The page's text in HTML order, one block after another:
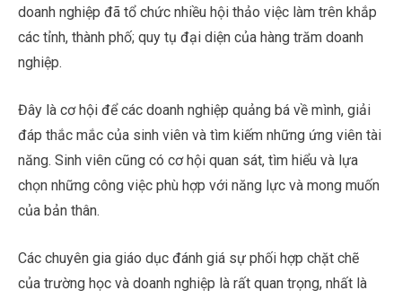
doanh nghiệp đã tổ chức nhiều hội thảo việc làm trên khắp
các tỉnh, thành phố; quy tụ đại diện của hàng trăm doanh
nghiệp.
Đây là cơ hội để các doanh nghiệp quảng bá về mình, giải
đáp thắc mắc của sinh viên và tìm kiếm những ứng viên tài
năng. Sinh viên cũng có cơ hội quan sát, tìm hiểu và lựa
chọn những công việc phù hợp với năng lực và mong muốn
của bản thân.
Các chuyên gia giáo dục đánh giá sự phối hợp chặt chẽ
của trường học và doanh nghiệp là rất quan trọng, nhất là